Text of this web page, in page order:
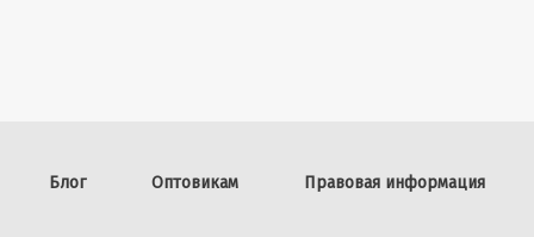
Блог Оптовикам Правовая информация